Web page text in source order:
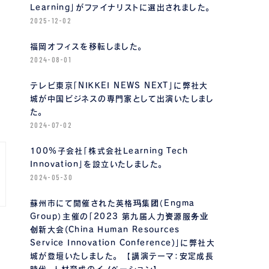
Learning」がファイナリストに選出されました。
2025-12-02
福岡オフィスを移転しました。
2024-08-01
テレビ東京「NIKKEI NEWS NEXT」に弊社大
城が中国ビジネスの専門家として出演いたしまし
た。
2024-07-02
100%子会社「株式会社Learning Tech
Innovation」を設立いたしました。
2024-05-30
蘇州市にて開催された英格玛集团（Engma
Group）主催の「2023 第九届人力资源服务业
创新大会(China Human Resources
Service Innovation Conference)」に弊社大
城が登壇いたしました。 【講演テーマ：安定成長